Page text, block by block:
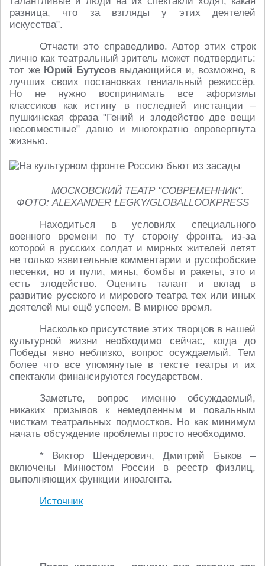
разница, что за взгляды у этих деятелей
искусства".
Отчасти это справедливо. Автор этих строк
лично как театральный зритель может подтвердить:
тот же Юрий Бутусоввыдающийся и, возможно, в
лучших своих постановках гениальный режиссёр.
Но не нужно воспринимать все афоризмы
классиков как истину в последней инстанции –
пушкинская фраза "Гений и злодейство две вещи
несовместные" давно и многократно опровергнута
жизнью.
МОСКОВСКИЙ ТЕАТР "СОВРЕМЕННИК".
ФОТО: ALEXANDER LEGKY/GLOBALLOOKPRESS
Находиться в условиях специального
военного времени по ту сторону фронта, из-за
которой в русских солдат и мирных жителей летят
не только язвительные комментарии и русофобские
песенки, но и пули, мины, бомбы и ракеты, это и
есть злодейство. Оценить талант и вклад в
развитие русского и мирового театра тех или иных
деятелей мы ещё успеем. В мирное время.
Насколько присутствие этих творцов в нашей
культурной жизни необходимо сейчас, когда до
Победы явно неблизко, вопрос осуждаемый. Тем
более что все упомянутые в тексте театры и их
спектакли финансируются государством.
Заметьте, вопрос именно обсуждаемый,
никаких призывов к немедленным и повальным
чисткам театральных подмостков. Но как минимум
начать обсуждение проблемы просто необходимо.
* Виктор Шендерович, Дмитрий Быков –
включены Минюстом России в реестр физлиц,
выполняющих функции иноагента.
Источник